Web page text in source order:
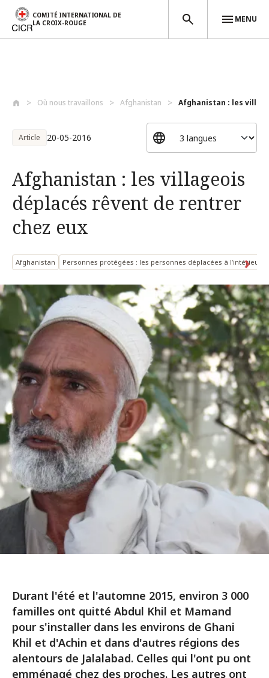
COMITÉ INTERNATIONAL DE
LA CROIX-ROUGE
MENU
Où nous travaillons Afghanistan Afghanistan : les
Article 20-05-2016
Afghanistan : les villageois
déplacés rêvent de rentrer
chez eux
Afghanistan Personnes protégées : les personnes déplacées à l’intérieur
Durant l'été et l'automne 2015, environ 3 000
familles ont quitté Abdul Khil et Mamand
pour s'installer dans les environs de Ghani
Khil et d'Achin et dans d'autres régions des
alentours de Jalalabad. Celles qui l'ont pu ont
emménagé chez des proches. Les autres ont